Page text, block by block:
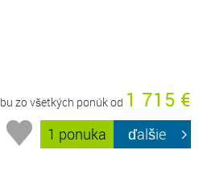
zo všetkých ponúk od 1 715 €
1 ponuka ďalšie